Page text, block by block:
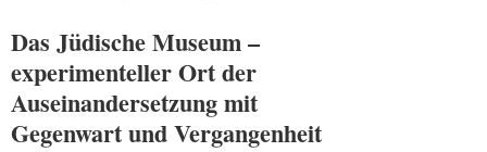
Das Jüdische Museum –
experimenteller Ort der
Auseinandersetzung mit
Gegenwart und Vergangenheit